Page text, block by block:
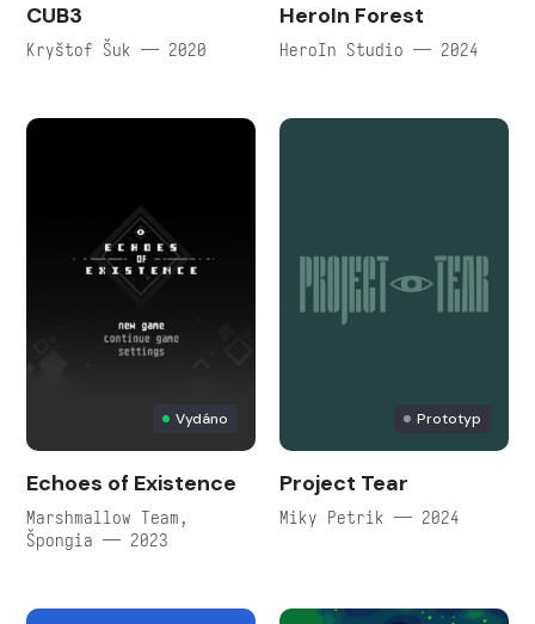
CUB3
Kryštof Šuk — 2020
HeroIn Forest
HeroIn Studio — 2024
Vydáno
Echoes of Existence
Marshmallow Team,
Špongia — 2023
Prototyp
Project Tear
Miky Petrik — 2024